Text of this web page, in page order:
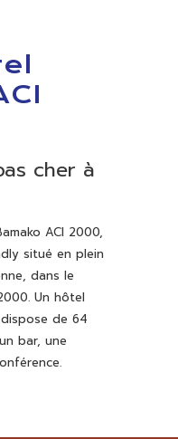
cher à
ACI 2000,
situé en plein
dans le
Un hôtel
de 64
bar, une